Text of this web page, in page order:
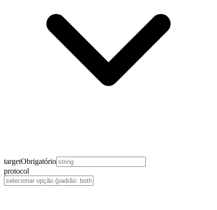
targetObrigatório
protocol